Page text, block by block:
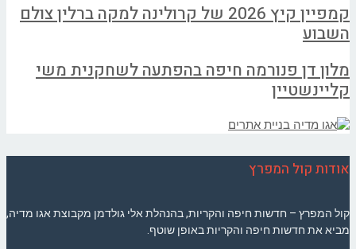
קמפיין קיץ 2026 של קרולינה למקה ברלין צולם
השבוע
מלון דן פנורמה חיפה בהפתעה לשחקנית משי
קליינשטיין
אודות קול המפרץ
קול המפרץ – חדשות חיפה והקריות, בהנהלת אלי גולדמן מקבוצת אגו מדיה,
מביא את חדשות חיפה והקריות באופן שוטף.